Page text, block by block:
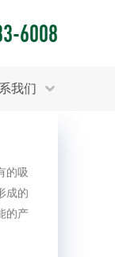
6008
我们
的吸
成的
的产